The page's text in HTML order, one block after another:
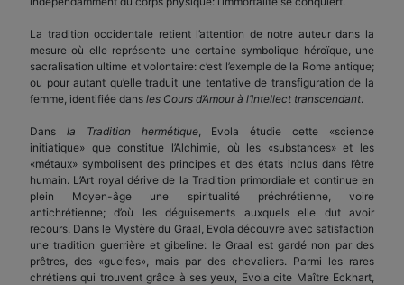
La tradition occidentale retient l’attention de notre auteur dans la
mesure où elle représente une certaine symbolique héroïque, une
sacralisation ultime et volontaire: c’est l’exemple de la Rome antique;
ou pour autant qu’elle traduit une tentative de transfiguration de la
femme, identifiée dans les Cours d’Amour à l’Intellect transcendant.
Dans la Tradition hermétique, Evola étudie cette «science
initiatique» que constitue l’Alchimie, où les «substances» et les
«métaux» symbolisent des principes et des états inclus dans l’être
humain. L’Art royal dérive de la Tradition primordiale et continue en
plein Moyen-âge une spiritualité préchrétienne, voire
antichrétienne; d’où les déguisements auxquels elle dut avoir
recours. Dans le Mystère du Graal, Evola découvre avec satisfaction
une tradition guerrière et gibeline: le Graal est gardé non par des
prêtres, des «guelfes», mais par des chevaliers. Parmi les rares
chrétiens qui trouvent grâce à ses yeux, Evola cite Maître Eckhart,